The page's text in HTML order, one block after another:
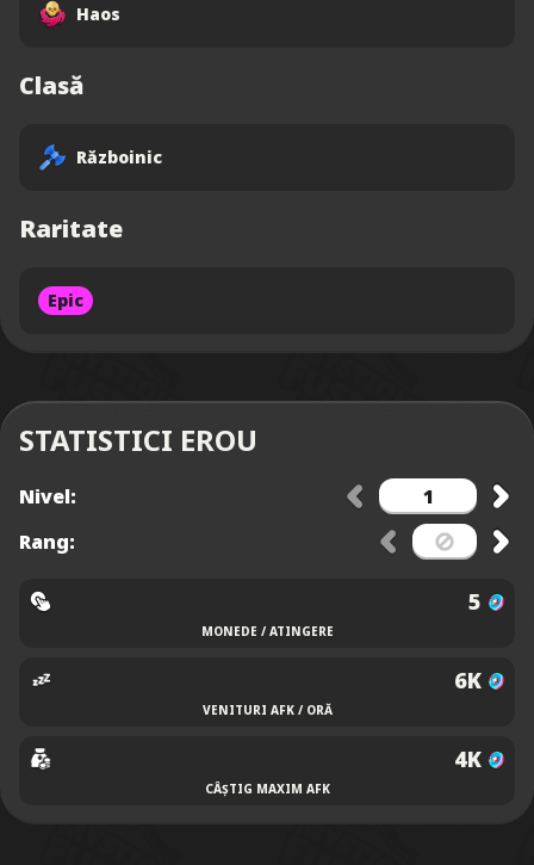
Haos
Clasă
Războinic
Raritate
Epic
STATISTICI EROU
Nivel:
Rang:
5
MONEDE / ATINGERE
6K
VENITURI AFK / ORĂ
4K
CÂȘTIG MAXIM AFK